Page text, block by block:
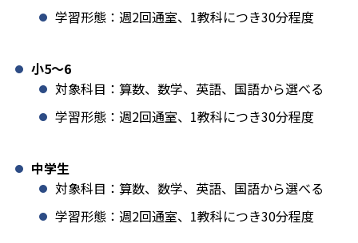
学習形態：週2回通室、1教科につき30分程度
小5〜6
対象科目：算数、数学、英語、国語から選べる
学習形態：週2回通室、1教科につき30分程度
中学生
対象科目：算数、数学、英語、国語から選べる
学習形態：週2回通室、1教科につき30分程度